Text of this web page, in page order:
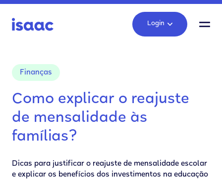
Login
Finanças
Como explicar o reajuste
de mensalidade às
famílias?
Dicas para justificar o reajuste de mensalidade escolar
e explicar os benefícios dos investimentos na educação